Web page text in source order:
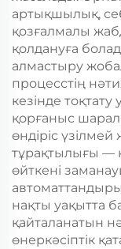
артықшылық,
қозғалмалы
қолдануға
алмастыру
процесстің
кезінде
қорғаныс
өндіріс
тұрақтылығы —
өйткені
нақты уақытта
қайталанатын
өнеркәсіптік